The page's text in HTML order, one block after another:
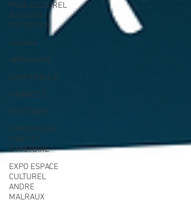
POLE CULTUREL
AUGUSTE
ESCOFFIER
Science
URBANISME
CONFERENCE
FINANCES
ELECTIONS
EXPO MUSEE
D'ART ET
D'HISTOIRE
EXPO ESPACE
CULTUREL
ANDRE
MALRAUX